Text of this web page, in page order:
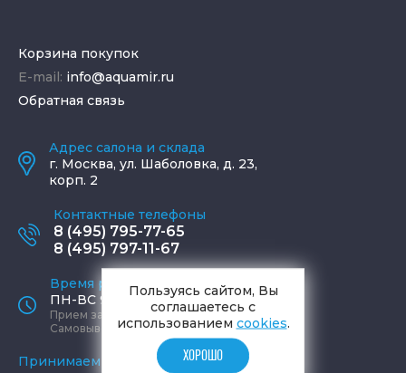
Корзина покупок
E-mail: info@aquamir.ru
Обратная связь
Адрес салона и склада
г. Москва, ул. Шаболовка, д. 23,
корп. 2
Контактные телефоны
8 (495) 795-77-65
8 (495) 797-11-67
Время работы офиса
ПН-ВС 9:00 - 19:00
Прием заказов круглосуточно
Самовывоз ПН-СБ 9-19, ВС 12-17
Принимаем к оплате
Пользуясь сайтом, Вы
соглашаетесь с
использованием cookies.
ХОРОШО